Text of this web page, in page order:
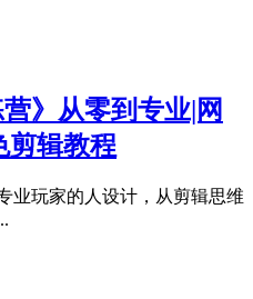
》从零到专业|网
剪辑教程
业玩家的人设计，从剪辑思维